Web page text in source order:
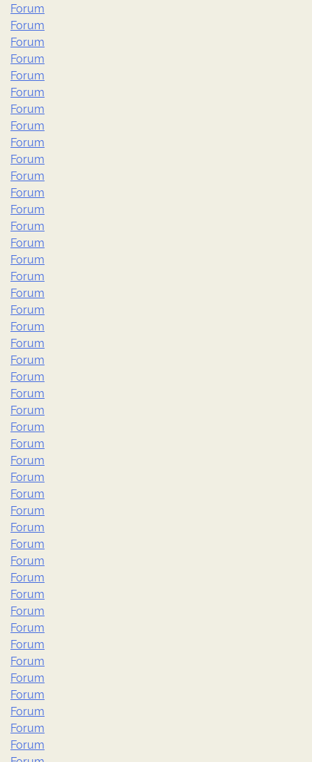
Forum
Forum
Forum
Forum
Forum
Forum
Forum
Forum
Forum
Forum
Forum
Forum
Forum
Forum
Forum
Forum
Forum
Forum
Forum
Forum
Forum
Forum
Forum
Forum
Forum
Forum
Forum
Forum
Forum
Forum
Forum
Forum
Forum
Forum
Forum
Forum
Forum
Forum
Forum
Forum
Forum
Forum
Forum
Forum
Forum